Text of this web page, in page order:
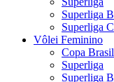
Superliga B
Superliga C
Vôlei Feminino
Copa Brasil
Superliga
Superliga B